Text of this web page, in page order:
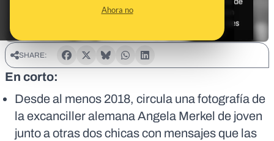
Ahora no
SHARE:
En corto:
Desde al menos 2018, circula una fotografía de
la excanciller alemana Angela Merkel de joven
junto a otras dos chicas con mensajes que las